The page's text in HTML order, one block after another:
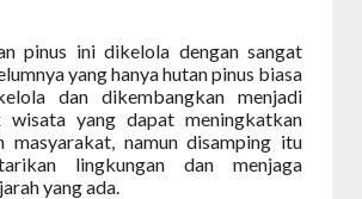
pinus ini dikelola dengan sangat
yang hanya hutan pinus biasa
dan dikembangkan menjadi
wisata yang dapat meningkatkan
masyarakat, namun disamping itu
lingkungan dan menjaga
yang ada.